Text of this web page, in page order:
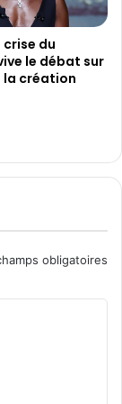
crise du
le débat sur
la création
obligatoires